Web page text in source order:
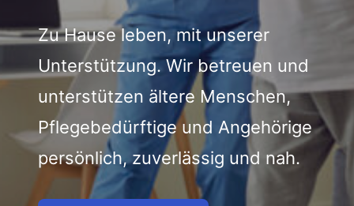
Zu Hause leben, mit unserer
Unterstützung. Wir betreuen und
unterstützen ältere Menschen,
Pflegebedürftige und Angehörige
persönlich, zuverlässig und nah.